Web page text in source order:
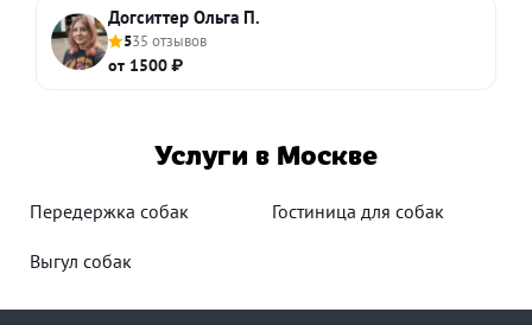
Догситтер Ольга П.
535 отзывов
от 1500 ₽
Услуги в Москве
Передержка собак Гостиница для собак
Выгул собак